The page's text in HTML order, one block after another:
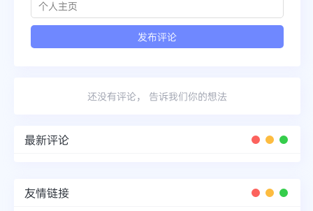
还没有评论， 告诉我们你的想法
最新评论
友情链接